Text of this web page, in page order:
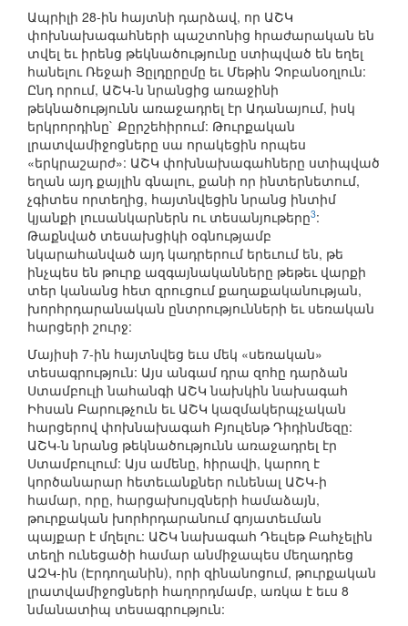
Ապրիլի 28-ին հայտնի դարձավ, որ ԱՇԿ
փոխնախագահների պաշտոնից հրաժարական են
տվել եւ իրենց թեկնածությունը ստիպված են եղել
հանելու Ռեջաի Յըլդըրըմը եւ Մեթին Չոբանօղլուն:
Ընդ որում, ԱՇԿ-ն նրանցից առաջինի
թեկնածությունն առաջադրել էր Ադանայում, իսկ
երկրորդինը` Քըրշեհիրում: Թուրքական
լրատվամիջոցները սա որակեցին որպես
«երկրաշարժ»: ԱՇԿ փոխնախագահները ստիպված
եղան այդ քայլին գնալու, քանի որ ինտերնետում,
չգիտես որտեղից, հայտնվեցին նրանց ինտիմ
կյանքի լուսանկարներն ու տեսանյութերը3:
Թաքնված տեսախցիկի օգնությամբ
նկարահանված այդ կադրերում երեւում են, թե
ինչպես են թուրք ազգայնականները թեթեւ վարքի
տեր կանանց հետ զրուցում քաղաքականության,
խորհրդարանական ընտրությունների եւ սեռական
հարցերի շուրջ:
Մայիսի 7-ին հայտնվեց եւս մեկ «սեռական»
տեսագրություն: Այս անգամ դրա զոհը դարձան
Ստամբուլի նահանգի ԱՇԿ նախկին նախագահ
Իհսան Բարութչուն եւ ԱՇԿ կազմակերպչական
հարցերով փոխնախագահ Բյուլենթ Դիդինմեզը:
ԱՇԿ-ն նրանց թեկնածությունն առաջադրել էր
Ստամբուլում: Այս ամենը, հիրավի, կարող է
կործանարար հետեւանքներ ունենալ ԱՇԿ-ի
համար, որը, հարցախույզների համաձայն,
թուրքական խորհրդարանում գոյատեւման
պայքար է մղելու: ԱՇԿ նախագահ Դեւլեթ Բահչելին
տեղի ունեցածի համար անմիջապես մեղադրեց
ԱԶԿ-ին (Էրդողանին), որի զինանոցում, թուրքական
լրատվամիջոցների հաղորդմամբ, առկա է եւս 8
նմանատիպ տեսագրություն: